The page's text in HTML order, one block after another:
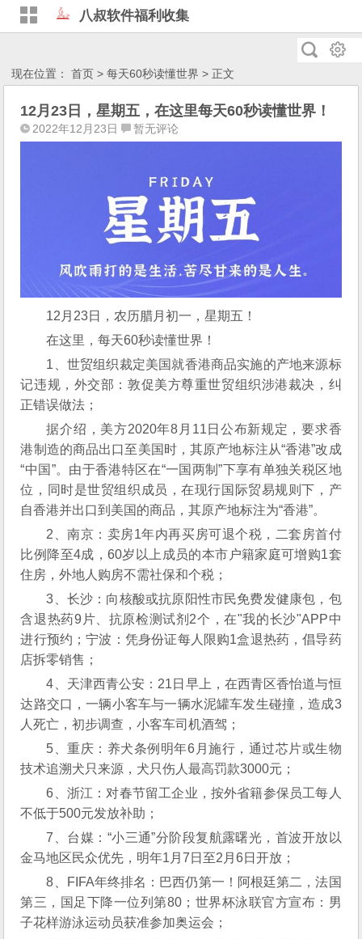
八叔软件福利收集
现在位置：首页 >每天60秒读懂世界 > 正文
12月23日，星期五，在这里每天60秒读懂世界！
2022年12月23日 暂无评论
12月23日，农历腊月初一，星期五！
在这里，每天60秒读懂世界！
1、世贸组织裁定美国就香港商品实施的产地来源标
记违规，外交部：敦促美方尊重世贸组织涉港裁决，纠
正错误做法；
据介绍，美方2020年8月11日公布新规定，要求香
港制造的商品出口至美国时，其原产地标注从“香港”改成
“中国”。由于香港特区在“一国两制”下享有单独关税区地
位，同时是世贸组织成员，在现行国际贸易规则下，产
自香港并出口到美国的商品，其原产地标注为“香港”。
2、南京：卖房1年内再买房可退个税，二套房首付
比例降至4成，60岁以上成员的本市户籍家庭可增购1套
住房，外地人购房不需社保和个税；
3、长沙：向核酸或抗原阳性市民免费发健康包，包
含退热药9片、抗原检测试剂2个，在"我的长沙"APP中
进行预约；宁波：凭身份证每人限购1盒退热药，倡导药
店拆零销售；
4、天津西青公安：21日早上，在西青区香怡道与恒
达路交口，一辆小客车与一辆水泥罐车发生碰撞，造成3
人死亡，初步调查，小客车司机酒驾；
5、重庆：养犬条例明年6月施行，通过芯片或生物
技术追溯犬只来源，犬只伤人最高罚款3000元；
6、浙江：对春节留工企业，按外省籍参保员工每人
不低于500元发放补助；
7、台媒：“小三通”分阶段复航露曙光，首波开放以
金马地区民众优先，明年1月7日至2月6日开放；
8、FIFA年终排名：巴西仍第一！阿根廷第二，法国
第三，国足下降一位列第80；世界杯泳联官方宣布：男
子花样游泳运动员获准参加奥运会；